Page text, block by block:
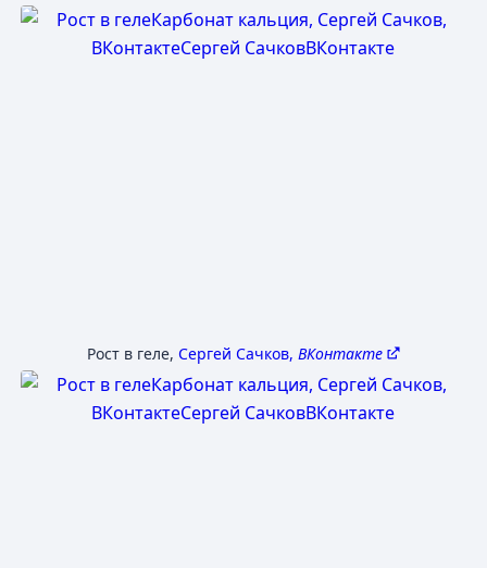
Рост в геле, Сергей Сачков, ВКонтакте